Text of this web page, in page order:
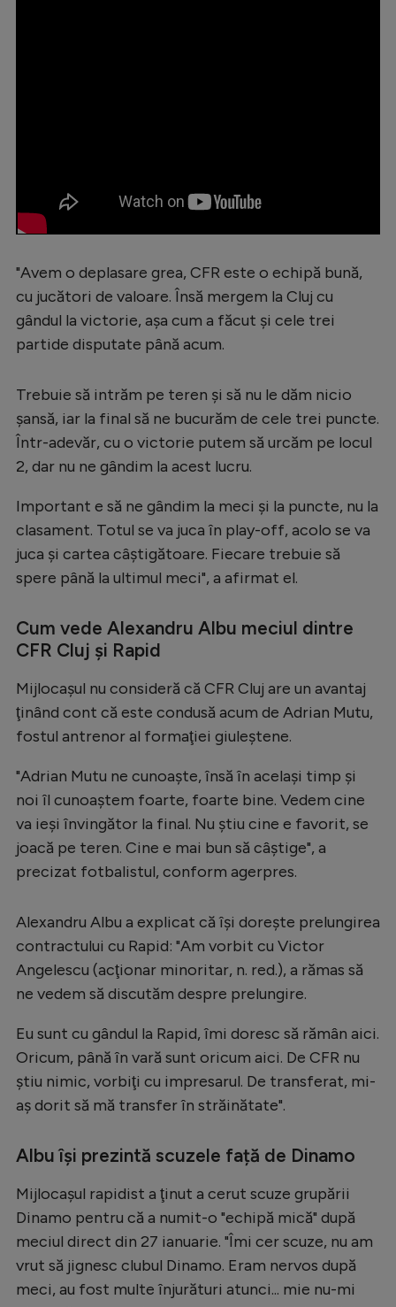
Clasamente
Tenis
Handbal
Formula 1
Gimnastică
Auto
Ciclism
Alte sporturi
JO 2026
Intră în cont
Creează cont
"Avem o deplasare grea, CFR este o echipă bună,
cu jucători de valoare. Însă mergem la Cluj cu
gândul la victorie, aşa cum a făcut şi cele trei
partide disputate până acum.
Trebuie să intrăm pe teren şi să nu le dăm nicio
şansă, iar la final să ne bucurăm de cele trei puncte.
Într-adevăr, cu o victorie putem să urcăm pe locul
2, dar nu ne gândim la acest lucru.
Important e să ne gândim la meci şi la puncte, nu la
clasament. Totul se va juca în play-off, acolo se va
juca şi cartea câştigătoare. Fiecare trebuie să
spere până la ultimul meci", a afirmat el.
Cum vede Alexandru Albu meciul dintre
CFR Cluj și Rapid
Mijlocaşul nu consideră că CFR Cluj are un avantaj
ţinând cont că este condusă acum de Adrian Mutu,
fostul antrenor al formaţiei giuleştene.
"Adrian Mutu ne cunoaşte, însă în acelaşi timp şi
noi îl cunoaştem foarte, foarte bine. Vedem cine
va ieşi învingător la final. Nu ştiu cine e favorit, se
joacă pe teren. Cine e mai bun să câştige", a
precizat fotbalistul, conform agerpres.
Alexandru Albu a explicat că îşi doreşte prelungirea
contractului cu Rapid: "Am vorbit cu Victor
Angelescu (acţionar minoritar, n. red.), a rămas să
ne vedem să discutăm despre prelungire.
Eu sunt cu gândul la Rapid, îmi doresc să rămân aici.
Oricum, până în vară sunt oricum aici. De CFR nu
ştiu nimic, vorbiţi cu impresarul. De transferat, mi-
aş dorit să mă transfer în străinătate".
Albu își prezintă scuzele față de Dinamo
Mijlocaşul rapidist a ţinut a cerut scuze grupării
Dinamo pentru că a numit-o "echipă mică" după
meciul direct din 27 ianuarie. "Îmi cer scuze, nu am
vrut să jignesc clubul Dinamo. Eram nervos după
meci, au fost multe înjurături atunci... mie nu-mi